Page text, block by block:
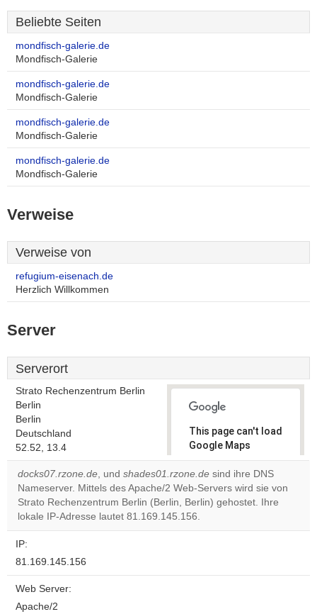
Beliebte Seiten
mondfisch-galerie.de
Mondfisch-Galerie
mondfisch-galerie.de
Mondfisch-Galerie
mondfisch-galerie.de
Mondfisch-Galerie
mondfisch-galerie.de
Mondfisch-Galerie
Verweise
Verweise von
refugium-eisenach.de
Herzlich Willkommen
Server
Serverort
Strato Rechenzentrum Berlin
Berlin
Berlin
Deutschland
52.52, 13.4
This page can't load
Google Maps
correctly.
Do you
own this
OK
docks07.rzone.de, und shades01.rzone.de sind ihre DNS
Nameserver. Mittels des Apache/2 Web-Servers wird sie von
Strato Rechenzentrum Berlin (Berlin, Berlin) gehostet. Ihre
lokale IP-Adresse lautet 81.169.145.156.
IP:
81.169.145.156
Web Server:
Apache/2